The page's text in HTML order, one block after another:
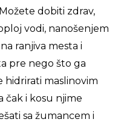
dobiti zdrav,
vodi, nanošenjem
ranjiva mesta i
pre nego što ga
hidrirati maslinovim
čak i kosu njime
sa žumancem i